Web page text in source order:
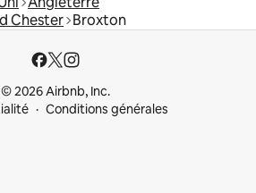
Chester Broxton
© 2026 Airbnb, Inc.
Conditions générales